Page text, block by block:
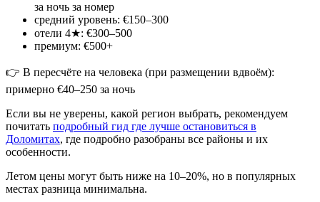
за ночь за номер
средний уровень: €150–300
отели 4★: €300–500
премиум: €500+
👉 В пересчёте на человека (при размещении вдвоём):
примерно €40–250 за ночь
Если вы не уверены, какой регион выбрать, рекомендуем
почитать подробный гид где лучше остановиться в
Доломитах, где подробно разобраны все районы и их
особенности.
Летом цены могут быть ниже на 10–20%, но в популярных
местах разница минимальна.